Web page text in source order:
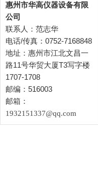
惠州市华高仪器设备有限
公司
联系人：范志华
电话/传真：0752-7168848
地址：惠州市江北文昌一
路11号华贸大厦T3写字楼
1707-1708
邮编：516003
邮箱：
1932151337@qq.com